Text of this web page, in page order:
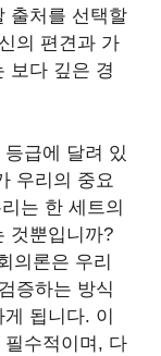
출처를 선택할
의 편견과 가
보다 깊은 경
급에 달려 있
우리의 중요
는 한 세트의
것뿐입니까?
의론은 우리
증하는 방식
됩니다. 이
수적이며, 다